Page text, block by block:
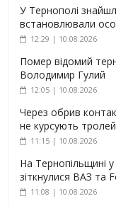
У Тернополі
встановлювали
12:29 | 10.08.2026
Помер відомий
Володимир Гулий
12:05 | 10.08.2026
Через обрив
не курсують
11:15 | 10.08.2026
На Тернопільщині
зіткнулися ВАЗ та
11:08 | 10.08.2026